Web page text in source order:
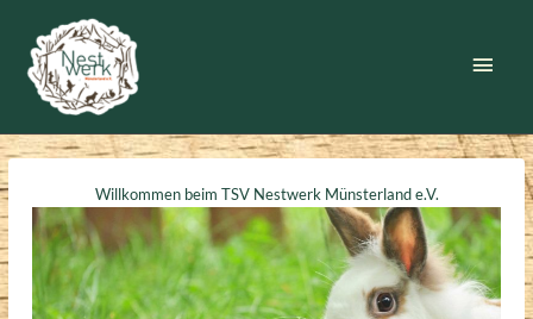
Inhalt
springen
Willkommen beim TSV Nestwerk Münsterland e.V.